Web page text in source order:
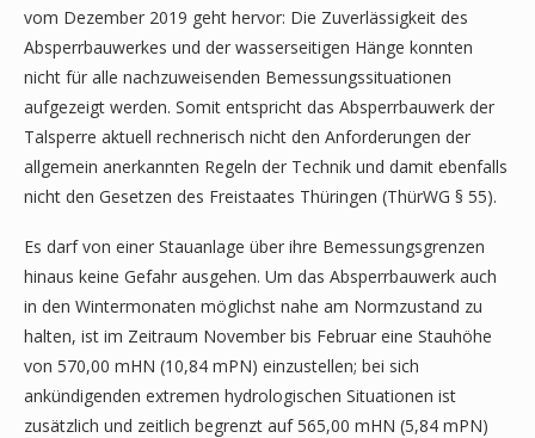
vom Dezember 2019 geht hervor: Die Zuverlässigkeit des
Absperrbauwerkes und der wasserseitigen Hänge konnten
nicht für alle nachzuweisenden Bemessungssituationen
aufgezeigt werden. Somit entspricht das Absperrbauwerk der
Talsperre aktuell rechnerisch nicht den Anforderungen der
allgemein anerkannten Regeln der Technik und damit ebenfalls
nicht den Gesetzen des Freistaates Thüringen (ThürWG § 55).
Es darf von einer Stauanlage über ihre Bemessungsgrenzen
hinaus keine Gefahr ausgehen. Um das Absperrbauwerk auch
in den Wintermonaten möglichst nahe am Normzustand zu
halten, ist im Zeitraum November bis Februar eine Stauhöhe
von 570,00 mHN (10,84 mPN) einzustellen; bei sich
ankündigenden extremen hydrologischen Situationen ist
zusätzlich und zeitlich begrenzt auf 565,00 mHN (5,84 mPN)